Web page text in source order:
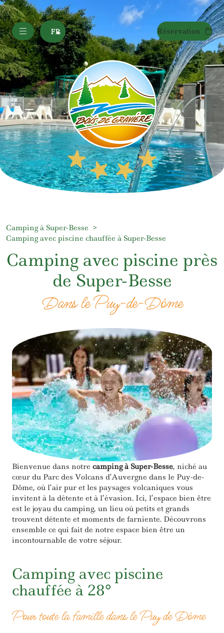
FR Réservation
Camping à Super-Besse
Camping avec piscine chauffée à Super-Besse
Camping avec piscine près
de Super-Besse
Dans le Puy-de-Dôme
Bienvenue dans notre camping à Super-Besse, niché au
cœur du Parc des Volcans d’Auvergne dans le Puy-de-
Dôme, où l’air pur et les paysages volcaniques vous
invitent à la détente et à l’évasion. Ici, l’espace bien être
est le joyau du camping, un lieu où petits et grands
trouvent détente et moments de farniente. Découvrons
ensemble ce qui fait de notre espace bien être un
incontournable de votre séjour.
Camping avec piscine
chauffée à 28°
Pour toute la famille dans le Puy de Dôme